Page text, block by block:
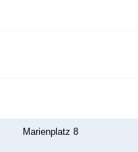
Marienplatz 8